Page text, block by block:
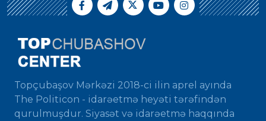
Topçubaşov Mərkəzi 2018-ci ilin aprel ayında
The Politicon - idarəetmə heyəti tərəfindən
qurulmuşdur. Siyasət və idarəetmə haqqında